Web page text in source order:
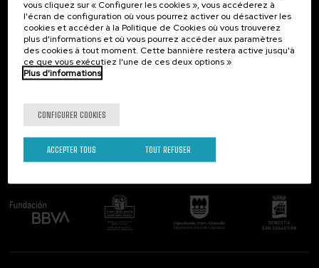
20007 Donostia / San Sebastián
Gipuzkoa, Spain
Contactez-nous!
Suivez-nous
vous cliquez sur « Configurer les cookies », vous accéderez à
l'écran de configuration où vous pourrez activer ou désactiver les
cookies et accéder à la Politique de Cookies où vous trouverez
plus d'informations et où vous pourrez accéder aux paramètres
des cookies à tout moment. Cette bannière restera active jusqu'à
ce que vous exécutiez l'une de ces deux options »
Plus d'informations
CONFIGURER COOKIES
TOUT REFUSER
ACCEPTER TOUS